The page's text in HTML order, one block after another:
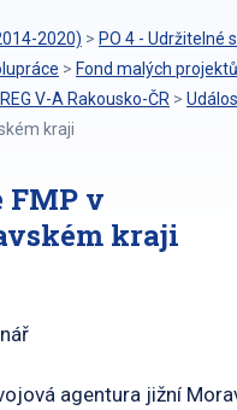
2020) > PO 4 - Udržitelné
> Fond malých
V-A Rakousko-ČR >
kraji
FMP v
kraji
agentura jižní